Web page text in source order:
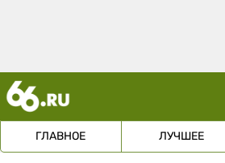
ГЛАВНОЕ ЛУЧШЕЕ